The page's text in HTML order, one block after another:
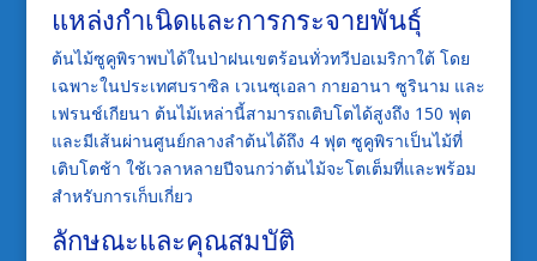
แหล่งกำเนิดและการกระจายพันธุ์
ต้นไม้ซูคูพิราพบได้ในป่าฝนเขตร้อนทั่วทวีปอเมริกาใต้ โดย
เฉพาะในประเทศบราซิล เวเนซุเอลา กายอานา ซูรินาม และ
เฟรนช์เกียนา ต้นไม้เหล่านี้สามารถเติบโตได้สูงถึง 150 ฟุต
และมีเส้นผ่านศูนย์กลางลำต้นได้ถึง 4 ฟุต ซูคูพิราเป็นไม้ที่
เติบโตช้า ใช้เวลาหลายปีจนกว่าต้นไม้จะโตเต็มที่และพร้อม
สำหรับการเก็บเกี่ยว
ลักษณะและคุณสมบัติ